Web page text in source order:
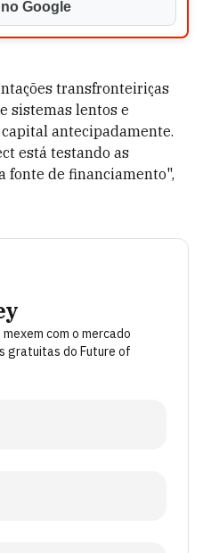
Google
transfronteiriças
sistemas lentos e
antecipadamente.
está testando as
fonte de financiamento",
com o mercado
gratuitas do Future of